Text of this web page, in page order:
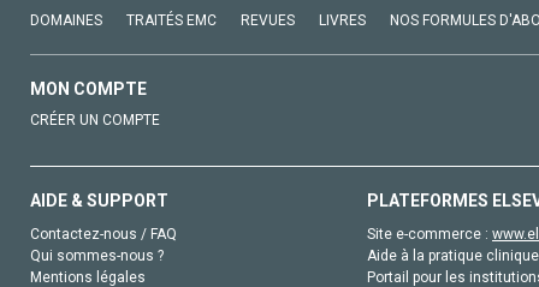
DOMAINES TRAITÉS EMC REVUES LIVRES NOS FORMULES
MON COMPTE
CRÉER UN COMPTE
AIDE & SUPPORT
Contactez-nous / FAQ
Qui sommes-nous ?
Mentions légales
PLATEFORMES
Site e-commerce :
Aide à la pratique
Portail pour les